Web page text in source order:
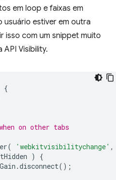
em loop e faixas em
estiver em outra
isso com um snippet muito
Visibility.
{
on other tabs
( 'webkitvisibilitychange' ,
)
{
.disconnect();